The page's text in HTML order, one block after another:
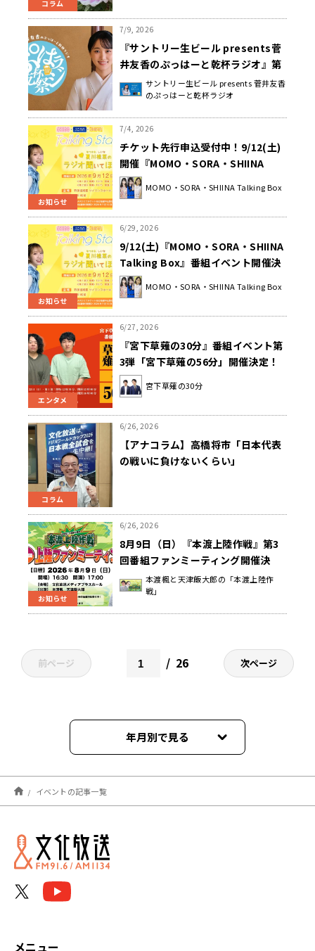
コラム
7/9, 2026
『サントリー生ビール presents菅
井友香のぷっはーと乾杯ラジオ』第
2回リスナーミーティング（ぷはラジ
乾杯祭）開催決定！ ゲスト・元櫻坂
23日（水・祝） 竹芝・ニューピアホ
ール
サントリー生ビール presents 菅井友香
のぷっはーと乾杯ラジオ
お知らせ
7/4, 2026
チケット先行申込受付中！9/12(土)
開催『MOMO・SORA・SHIINA
Talking Box』番組イベント
MOMO・SORA・SHIINA Talking Box
お知らせ
6/29, 2026
9/12(土)『MOMO・SORA・SHIINA
Talking Box』番組イベント開催決
定！ 第3弾は夏川椎菜さんが担当＆
チケット先行申込受付中！
MOMO・SORA・SHIINA Talking Box
エンタメ
6/27, 2026
『宮下草薙の30分』番組イベント第
3弾「宮下草薙の56分」開催決定！
宮下草薙の30分
コラム
6/26, 2026
【アナコラム】高橋将市「日本代表
の戦いに負けないくらい」
お知らせ
6/26, 2026
8月9日（日）『本渡上陸作戦』第3
回番組ファンミーティング開催決
定！＆チケット抽選申込受付中！
【本渡楓と天津飯大郎の「本渡上陸
本渡楓と天津飯大郎の「本渡上陸作
戦」
前ページ 26 次ページ
年月別で見る
2026年08月
2026年07月
2026年06月
イベントの記事一覧
メニュー